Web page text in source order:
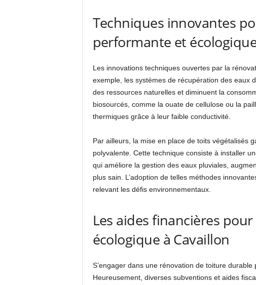
Techniques innovantes
performante et
Les innovations techniques ouvertes par la
exemple, les systèmes de récupération des eaux
des ressources naturelles et diminuent la
biosourcés, comme la ouate de cellulose ou la
thermiques grâce à leur faible conductivité.
Par ailleurs, la mise en place de toits végétalisés
polyvalente. Cette technique consiste à installer
qui améliore la gestion des eaux pluviales,
plus sain. L’adoption de telles méthodes
relevant les défis environnementaux.
Les aides financières
écologique à Cavaillon
S’engager dans une rénovation de toiture
Heureusement, diverses subventions et aides